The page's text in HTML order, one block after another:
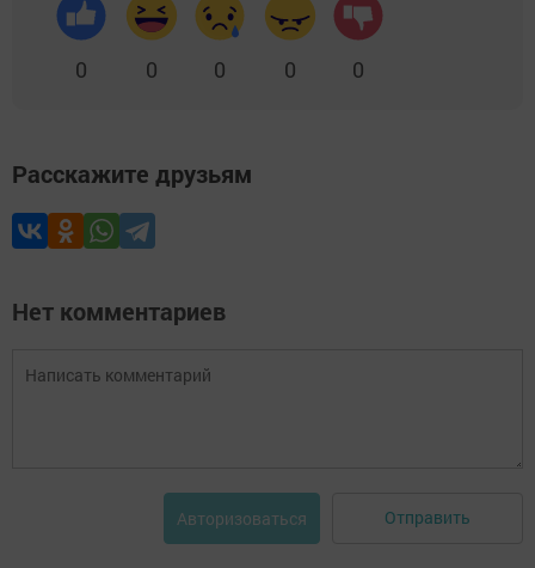
0 0 0 0 0
Расскажите друзьям
Нет комментариев
Авторизоваться Отправить